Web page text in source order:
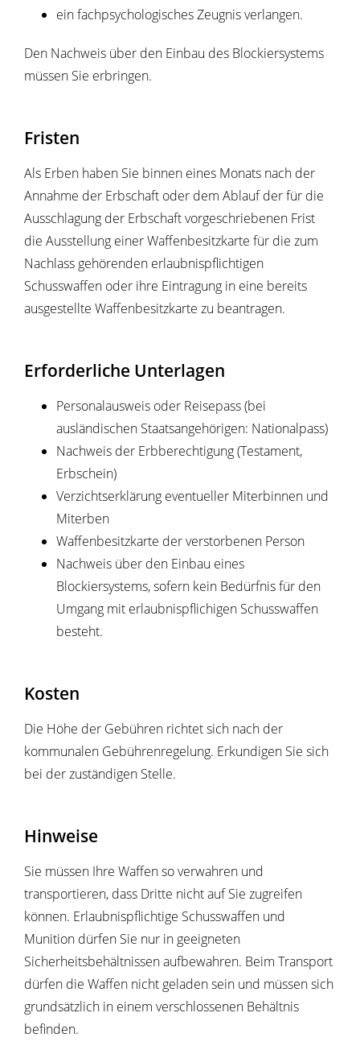
ein fachpsychologisches Zeugnis verlangen.
Den Nachweis über den Einbau des Blockiersystems
müssen Sie erbringen.
Fristen
Als Erben haben Sie binnen eines Monats nach der
Annahme der Erbschaft oder dem Ablauf der für die
Ausschlagung der Erbschaft vorgeschriebenen Frist
die Ausstellung einer Waffenbesitzkarte für die zum
Nachlass gehörenden erlaubnispflichtigen
Schusswaffen oder ihre Eintragung in eine bereits
ausgestellte Waffenbesitzkarte zu beantragen.
Erforderliche Unterlagen
Personalausweis oder Reisepass (bei
ausländischen Staatsangehörigen: Nationalpass)
Nachweis der Erbberechtigung (Testament,
Erbschein)
Verzichtserklärung eventueller Miterbinnen und
Miterben
Waffenbesitzkarte der verstorbenen Person
Nachweis über den Einbau eines
Blockiersystems, sofern kein Bedürfnis für den
Umgang mit erlaubnispflichigen Schusswaffen
besteht.
Kosten
Die Höhe der Gebühren richtet sich nach der
kommunalen Gebührenregelung. Erkundigen Sie sich
bei der zuständigen Stelle.
Hinweise
Sie müssen Ihre Waffen so verwahren und
transportieren, dass Dritte nicht auf Sie zugreifen
können. Erlaubnispflichtige Schusswaffen und
Munition dürfen Sie nur in geeigneten
Sicherheitsbehältnissen aufbewahren. Beim Transport
dürfen die Waffen nicht geladen sein und müssen sich
grundsätzlich in einem verschlossenen Behältnis
befinden.